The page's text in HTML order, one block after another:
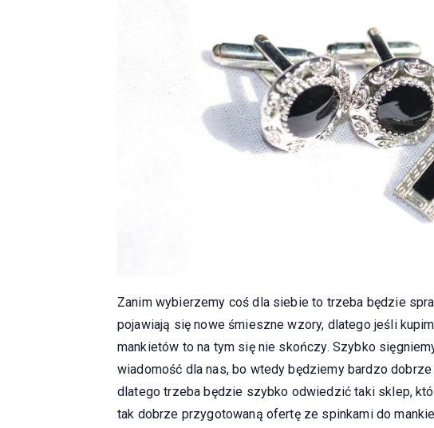
Zanim wybierzemy coś dla siebie to trzeba będzie
pojawiają się nowe śmieszne wzory, dlatego jeśli
mankietów to na tym się nie skończy. Szybko
wiadomość dla nas, bo wtedy będziemy bardzo
dlatego trzeba będzie szybko odwiedzić taki sklep,
tak dobrze przygotowaną ofertę ze spinkami do